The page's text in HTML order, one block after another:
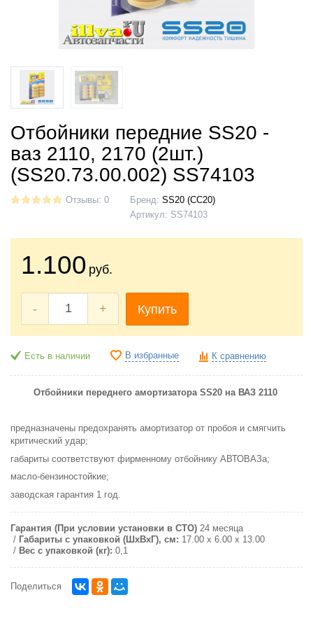
Отбойники передние SS20 -
ваз 2110, 2170 (2шт.)
(SS20.73.00.002) SS74103
Отзывы: 0 Бренд: SS20 (СС20)
Артикул: SS74103
1.100 руб.
- + Купить
Есть в наличии В избранные К сравнению
Отбойники переднего амортизатора SS20 на ВАЗ 2110
предназначены предохранять амортизатор от пробоя и смягчить
критический удар;
габариты соответствуют фирменному отбойнику АВТОВАЗа;
масло-бензиностойкие;
заводская гарантия 1 год.
Гарантия (При условии установки в СТО) 24 месяца
Габариты с упаковкой (ШxВxГ), см: 17.00 x 6.00 x 13.00
Вес с упаковкой (кг): 0,1
Поделиться